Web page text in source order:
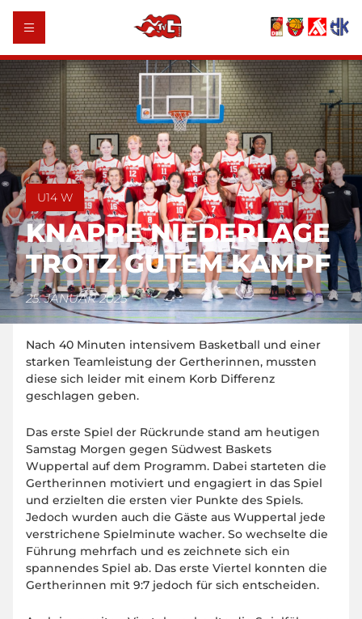
U14 W
KNAPPE NIEDERLAGE
TROTZ GUTEM KAMPF
25. JANUAR 2025
Nach 40 Minuten intensivem Basketball und einer
starken Teamleistung der Gertherinnen, mussten
diese sich leider mit einem Korb Differenz
geschlagen geben.
Das erste Spiel der Rückrunde stand am heutigen
Samstag Morgen gegen Südwest Baskets
Wuppertal auf dem Programm. Dabei starteten die
Gertherinnen motiviert und engagiert in das Spiel
und erzielten die ersten vier Punkte des Spiels.
Jedoch wurden auch die Gäste aus Wuppertal jede
verstrichene Spielminute wacher. So wechselte die
Führung mehrfach und es zeichnete sich ein
spannendes Spiel ab. Das erste Viertel konnten die
Gertherinnen mit 9:7 jedoch für sich entscheiden.